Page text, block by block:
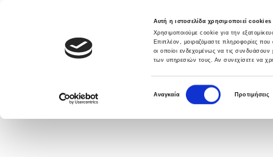
Αυτή η ιστοσελίδα χρησιμοποιεί cookies
Χρησιμοποιούμε cookie για την
Επιπλέον, μοιραζόμαστε πληροφορίες
οι οποίοι ενδεχομένως να τις
των υπηρεσιών τους. Αν συνεχίσετε να
ι
Αναγκαία Προτιμήσεις
DATABANK SOLUTIONS ΛΥΣΕΙΣ